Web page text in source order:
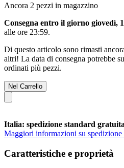
Ancora 2 pezzi in magazzino
Consegna entro il giorno giovedì,
alle ore 23:59.
Di questo articolo sono rimasti
altri! La data di consegna potrebbe
ordinati più pezzi.
Nel Carrello
Italia: spedizione standard gratuita
Maggiori informazioni su spedizione
Caratteristiche e proprietà